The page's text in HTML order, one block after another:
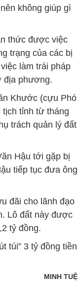
không giúp gì
thức được việc
trạng của các bị
làm trái pháp
địa phương.
Khước (cựu Phó
tỉnh từ tháng
trách quản lý đất
Hậu tới gặp bị
tiếp tục đưa ông
đãi cho lãnh đạo
Lô đất này được
tỷ đồng.
túi” 3 tỷ đồng tiền
MINH TUỆ